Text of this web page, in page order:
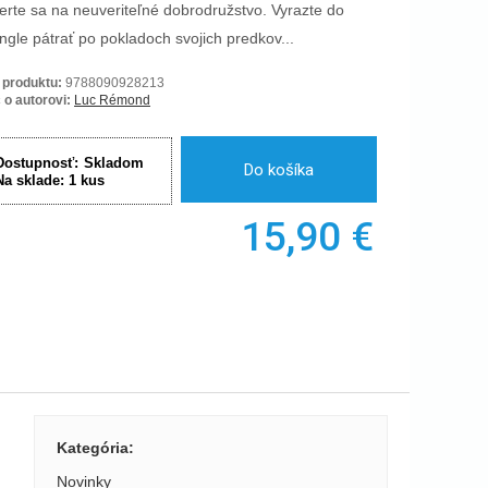
sa na neuveriteľné dobrodružstvo. Vyrazte do
pátrať po pokladoch svojich predkov...
9788090928213
o autorovi: Luc Rémond
Skladom
sklade: 1 kus
Do košíka
15,90 €
Kategória:
Novinky